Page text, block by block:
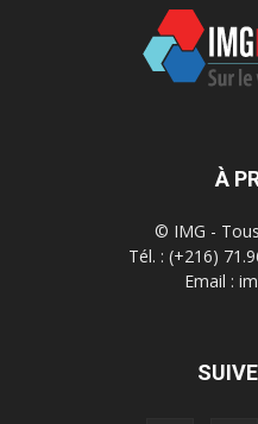
À
© IMG -
Tél. : (+216)
Email :